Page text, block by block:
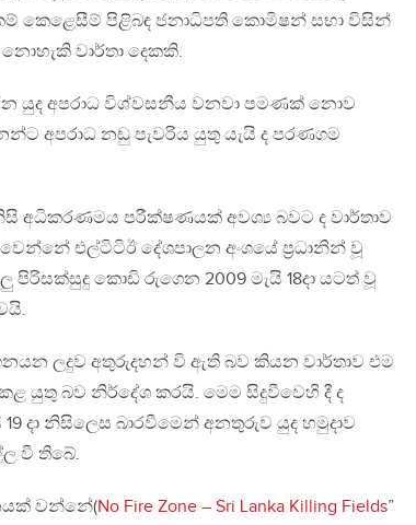
කෙළෙසීම් පිළිබඳ ජනාධිපති කොමිෂන් සභා විසින්
වාර්තා දෙකකි.
යුද අපරාධ විශ්වසනීය වනවා පමණක් නොව
අපරාධ නඩු පැවරිය යුතු යැයි ද පරණගම
අධිකරණමය පරීක්ෂණයක් අවශ්‍ය බවට ද වාර්තාව
එල්ටිටිඊ දේශපාලන අංශයේ ප්‍රධානින් වූ
කොඩි රුගෙන 2009 මැයි 18දා යටත් වූ
ලදුව අතුරුදහන් වි ඇති බව කියන වාර්තාව එම
යුතු බව නිර්දේශ කරයි. මෙම සිදුවීවෙහි දී ද
දා නිසිලෙස බාරවීමෙන් අනතුරුව යුද හමුදාව
වී තිබේ.
වන්නේ(No Fire Zone – Sri Lanka Killing Fields”